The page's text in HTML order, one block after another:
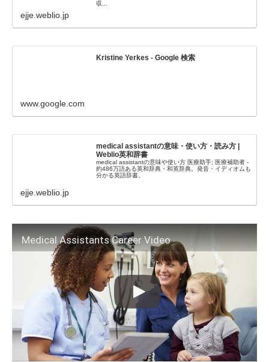
収...
ejje.weblio.jp
Kristine Yerkes - Google 検索
www.google.com
medical assistantの意味・使い方・読み方 |
Weblio英和辞書
medical assistantの意味や使い方 医療助手; 医療補助者 -
約486万語ある英和辞典・和英辞典。発音・イディオムも
分かる英語辞書。
ejje.weblio.jp
Medical Assistants Career Video